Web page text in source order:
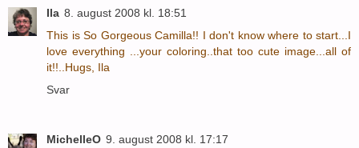
Ila 8. august 2008 kl. 18:51
This is So Gorgeous Camilla!! I don't know where to start...I
love everything ...your coloring..that too cute image...all of
it!!..Hugs, Ila
Svar
MichelleO 9. august 2008 kl. 17:17